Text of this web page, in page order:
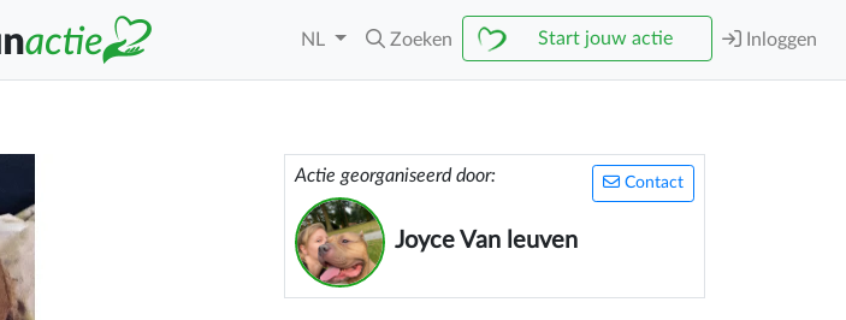
NL Zoeken Start jouw actie Inloggen
Contact
Actie georganiseerd door:
Joyce Van leuven